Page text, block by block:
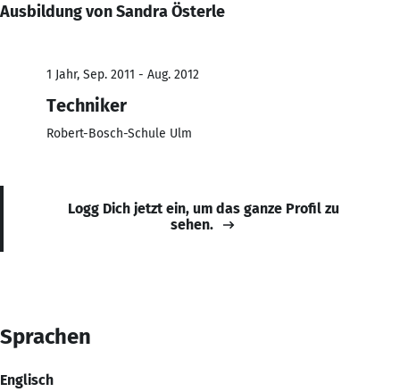
Ausbildung von Sandra Österle
1 Jahr, Sep. 2011 - Aug. 2012
Techniker
Robert-Bosch-Schule Ulm
Logg Dich jetzt ein, um das ganze Profil zu
sehen.
Sprachen
Englisch